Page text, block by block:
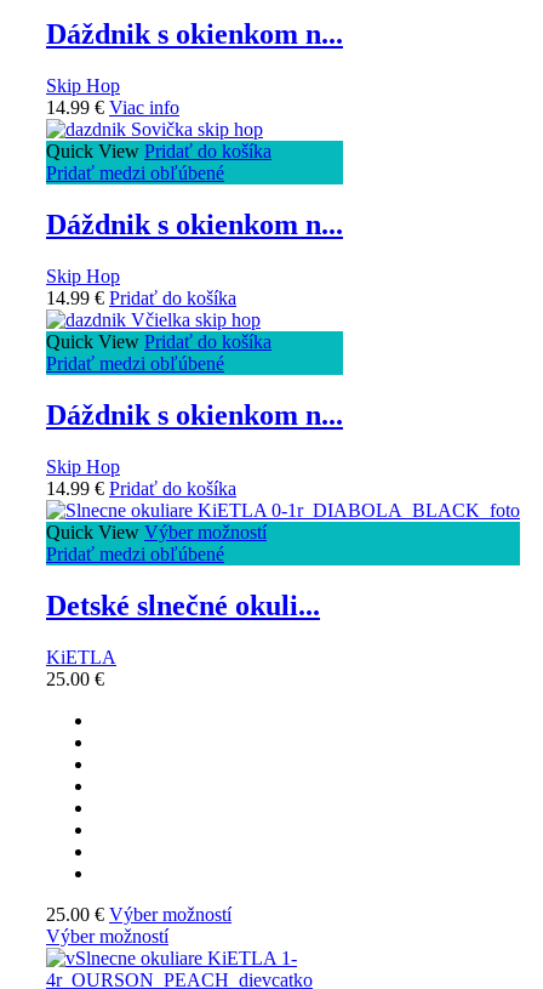
Dáždnik s okienkom n...
Skip Hop
14.99 € Viac info
Quick View Pridať do košíka
Pridať medzi obľúbené
Dáždnik s okienkom n...
Skip Hop
14.99 € Pridať do košíka
Quick View Pridať do košíka
Pridať medzi obľúbené
Dáždnik s okienkom n...
Skip Hop
14.99 € Pridať do košíka
Quick View Výber možností
Pridať medzi obľúbené
Detské slnečné okuli...
KiETLA
25.00 €
25.00 € Výber možností
Výber možností